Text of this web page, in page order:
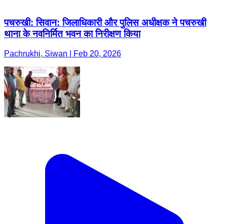
पचरुखी: सिवान: जिलाधिकारी और पुलिस अधीक्षक ने पचरुखी
थाना के नवनिर्मित भवन का निरीक्षण किया
Pachrukhi, Siwan | Feb 20, 2026